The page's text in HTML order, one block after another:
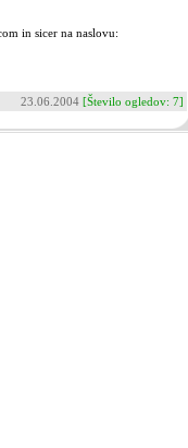
in sicer na naslovu:
23.06.2004 [Število ogledov: 7]